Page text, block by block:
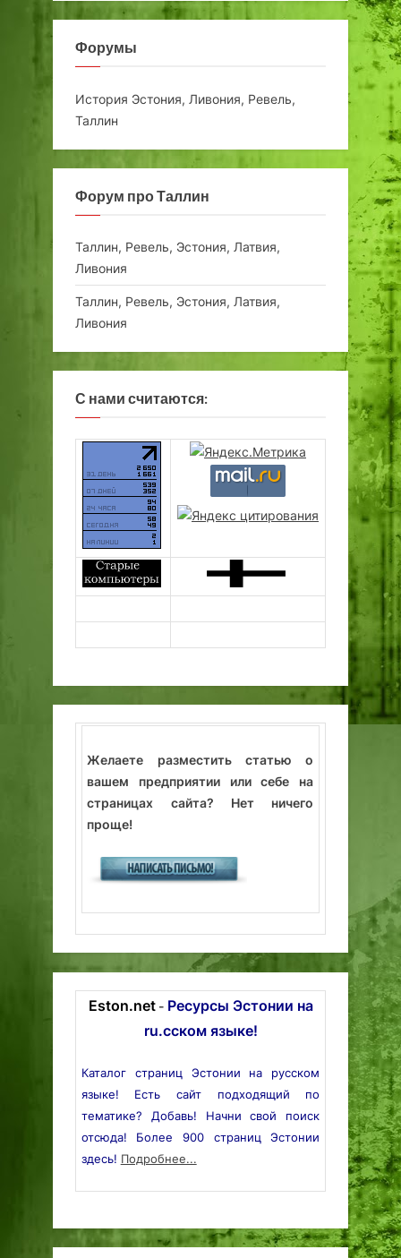
Форумы
История Эстония, Ливония, Ревель,
Таллин
Форум про Таллин
Таллин, Ревель, Эстония, Латвия,
Ливония
Таллин, Ревель, Эстония, Латвия,
Ливония
С нами считаются:
Желаете разместить статью о
вашем предприятии или себе на
страницах сайта? Нет ничего
проще!
Eston.net- Ресурсы Эстонии на
ru.сском языке!
Каталог страниц Эстонии на русском
языке! Есть сайт подходящий по
тематике? Добавь! Начни свой поиск
отсюда! Более 900 страниц Эстонии
здесь! Подробнее...